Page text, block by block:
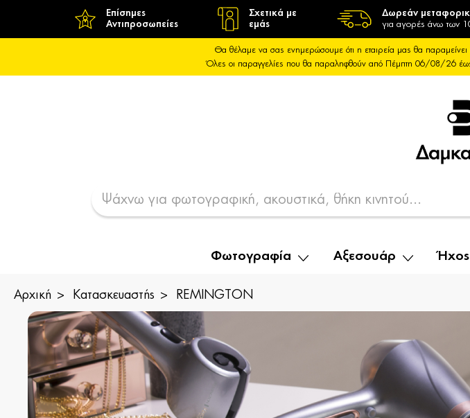
Επίσημες
Αντιπροσωπείες
Σχετικά με
εμάς
Δωρεάν
για αγορές άνω των
Θα θέλαμε να σας ενημερώσουμε ότι η εταιρεία μας θα
Όλες οι παραγγελίες που θα παραληφθούν από Πέμπτη 06/08/26
Φωτογραφία Αξεσουάρ Ήχος
Αρχική Κατασκευαστής REMINGTON